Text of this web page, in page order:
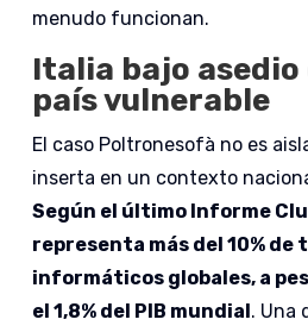
menudo funcionan.
Italia bajo
país vulnerable
El caso Poltronesofà no es
inserta en un contexto
Según el último Informe
representa más del 10% de
informáticos globales, a
el 1,8% del PIB mundial. Una